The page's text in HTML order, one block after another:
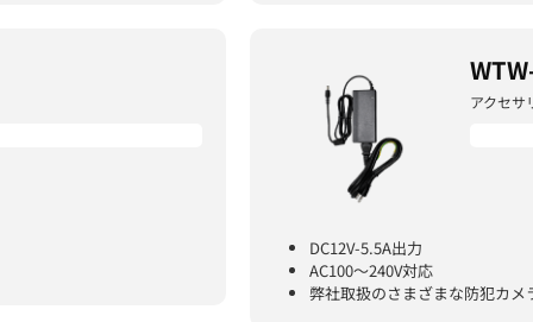
アクセサ
DC12V-5.5A出力
AC100～240V対応
弊社取扱のさまざまな防犯カメ